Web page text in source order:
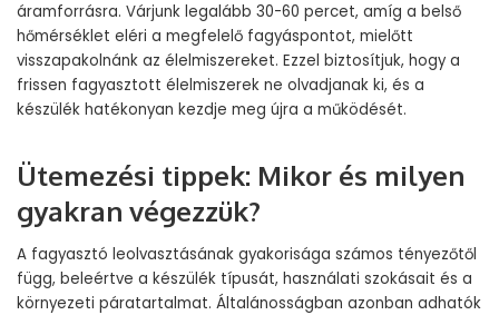
áramforrásra. Várjunk legalább 30-60 percet, amíg a belső
hőmérséklet eléri a megfelelő fagyáspontot, mielőtt
visszapakolnánk az élelmiszereket. Ezzel biztosítjuk, hogy a
frissen fagyasztott élelmiszerek ne olvadjanak ki, és a
készülék hatékonyan kezdje meg újra a működését.
Ütemezési tippek: Mikor és milyen
gyakran végezzük?
A fagyasztó leolvasztásának gyakorisága számos tényezőtől
függ, beleértve a készülék típusát, használati szokásait és a
környezeti páratartalmat. Általánosságban azonban adhatók